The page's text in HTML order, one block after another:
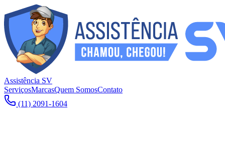
Assistência SV
ServiçosMarcasQuem SomosContato
(11) 2091-1604